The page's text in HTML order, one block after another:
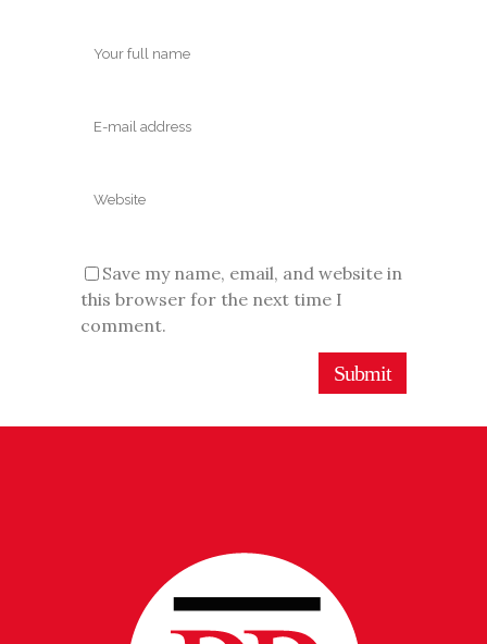
Save my name, email, and website in
this browser for the next time I
comment.